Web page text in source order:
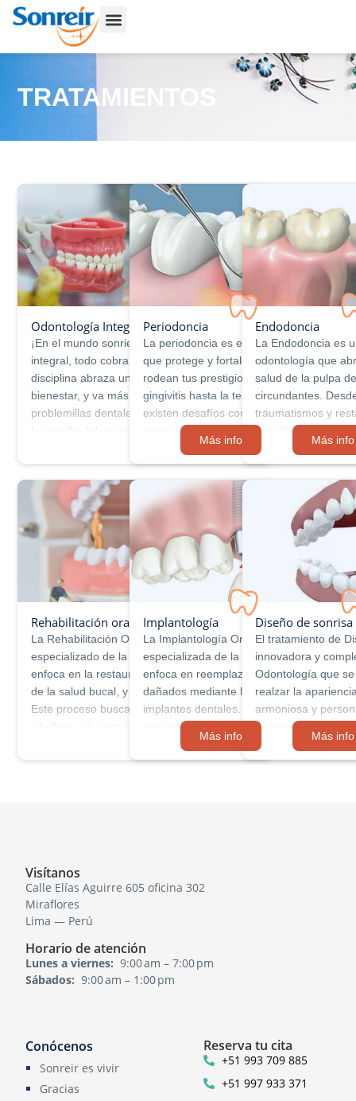
TRATAMIENTOS
Odontología Integral
¡En el mundo sonriente de la odontología
integral, todo cobra sentido! Esta increíble
disciplina abraza una visión completa del
bienestar, y va más allá de tratar simples
problemillas dentales. Aquí la prevención es
la estrella del espectáculo y el secreto para
mantener una sonrisa radiante por siempre.
Imagina un lugar …
Más info
Periodoncia
La periodoncia es el área de la
que protege y fortalece los tejidos vitales
rodean tus prestigiosos dientes. Desde la
gingivitis hasta la temida periodontitis,
existen desafíos comunes que requieren
atención experta. ¡Pero no te preocupes!
Nuestros tratamientos periodontales
modernos utilizan innovadoras técnicas y
materiales para mantener tus …
Más info
Endodoncia
La Endodoncia es
odontología que
salud de la pulpa
circundantes.
traumatismos y
esta disciplina
que pueden
tus preciados
dentales severos.
Rehabilitación oral
La Rehabilitación Oral es un campo
especializado de la Odontología que se
enfoca en la restauración y mejora integral
de la salud bucal, y estética de los pacientes.
Este proceso busca devolver la funcionalidad
y belleza a la sonrisa mediante un enfoque
personalizado. La Rehabilitación Oral aborda
diversos problemas dentales, …
Más info
Implantología
La Implantología Oral es una rama
especializada de la Odontología que se
enfoca en reemplazar dientes perdidos o
dañados mediante la colocación de
implantes dentales. Estos implantes son
estructuras de titanio que se integran de
forma segura con el hueso maxilar o
mandibular, proporcionando una base
Más info
Diseño de sonrisa
El tratamiento de
innovadora y
Odontología que
realzar la
armoniosa y
proceso detallado
tamaño, color y
relación …
Visítanos
Calle Elías Aguirre 605 oficina 302
Miraflores
Lima — Perú
Horario de atención
Lunes a viernes: 9:00 am – 7:00 pm
Sábados: 9:00 am – 1:00 pm
Conócenos
Sonreir es vivir
Gracias
Reserva tu cita
+51 993 709 885
+51 997 933 371